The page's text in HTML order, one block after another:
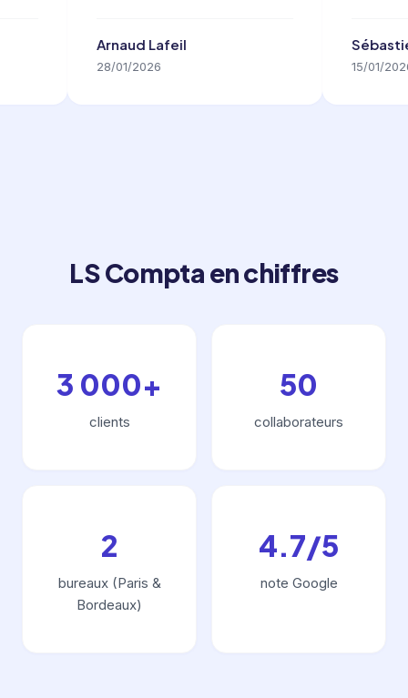
Arnaud Lafeil
28/01/2026 15/01/2026
LS Compta en chiffres
3 000+
clients
50
collaborateurs
2
bureaux (Paris &
Bordeaux)
4.7/5
note Google